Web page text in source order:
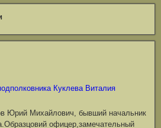
Куклева Виталия
Юрий Михайлович, бывший начальник
офицер,замечательный